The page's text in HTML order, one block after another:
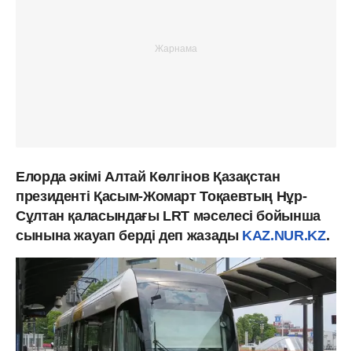
Елорда әкімі Алтай Көлгінов Қазақстан
президенті Қасым-Жомарт Тоқаевтың Нұр-
Сұлтан қаласындағы LRT мәселесі бойынша
сынына жауап берді деп жазады KAZ.NUR.KZ.